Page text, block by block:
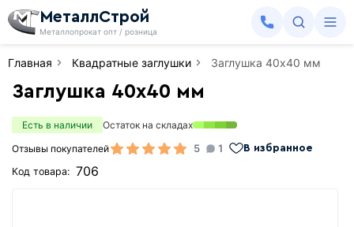
МеталлСтрой
Металлопрокат опт / розница
Главная Квадратные заглушки Заглушка 40х40 мм
Заглушка 40х40 мм
Есть в наличии
Остаток на складах
Отзывы покупателей
5 1 В избранное
Код товара: 706